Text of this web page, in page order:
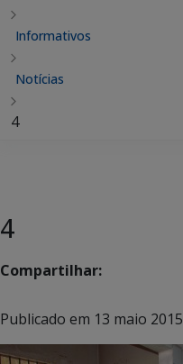
Informativos
Notícias
4
4
Compartilhar:
Publicado em 13 maio 2015